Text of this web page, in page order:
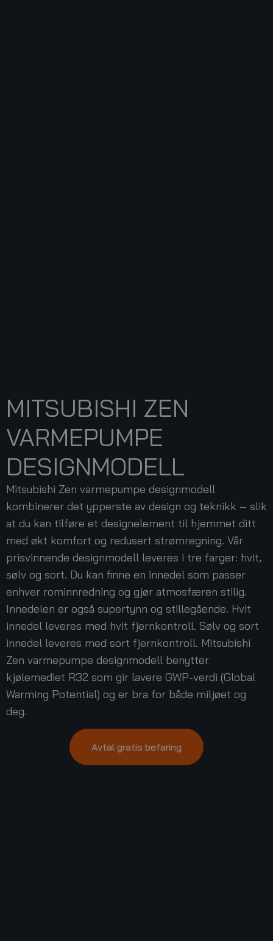
MITSUBISHI ZEN
VARMEPUMPE
DESIGNMODELL
Mitsubishi Zen varmepumpe designmodell
kombinerer det ypperste av design og teknikk – slik
at du kan tilføre et designelement til hjemmet ditt
med økt komfort og redusert strømregning. Vår
prisvinnende designmodell leveres i tre farger: hvit,
sølv og sort. Du kan finne en innedel som passer
enhver rominnredning og gjør atmosfæren stilig.
Innedelen er også supertynn og stillegående. Hvit
innedel leveres med hvit fjernkontroll. Sølv og sort
innedel leveres med sort fjernkontroll. Mitsubishi
Zen varmepumpe designmodell benytter
kjølemediet R32 som gir lavere GWP-verdi (Global
Warming Potential) og er bra for både miljøet og
deg.
Avtal gratis befaring